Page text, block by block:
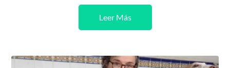
Leer Más